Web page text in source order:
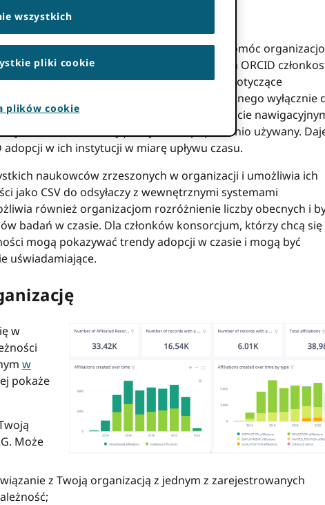
jako zestawu nowych narzędzi, aby pomóc
technicznymi — uzyskać więcej z ich ORCID
konsorcjum zapisują wiarygodne dane dotyczące
najnowszego narzędzia przeznaczonego wyłącznie
Szczególnie przydatne w tym pulpicie
poprzednio używany.
w ich instytucji w miarę upływu czasu.
naukowców zrzeszonych w organizacji i umożliwia ich
jako CSV do odsyłaczy z wewnętrznymi systemami
również organizacjom rozróżnienie liczby obecnych i
badań w czasie. Dla członków konsorcjum, którzy chcą się
mogą pokazywać trendy adopcji w czasie i mogą być
uświadamiające.
w
w
pokaże
Może
z Twoją organizacją z jednym z zarejestrowanych
wszystkich
pliki cookie
plików cookie